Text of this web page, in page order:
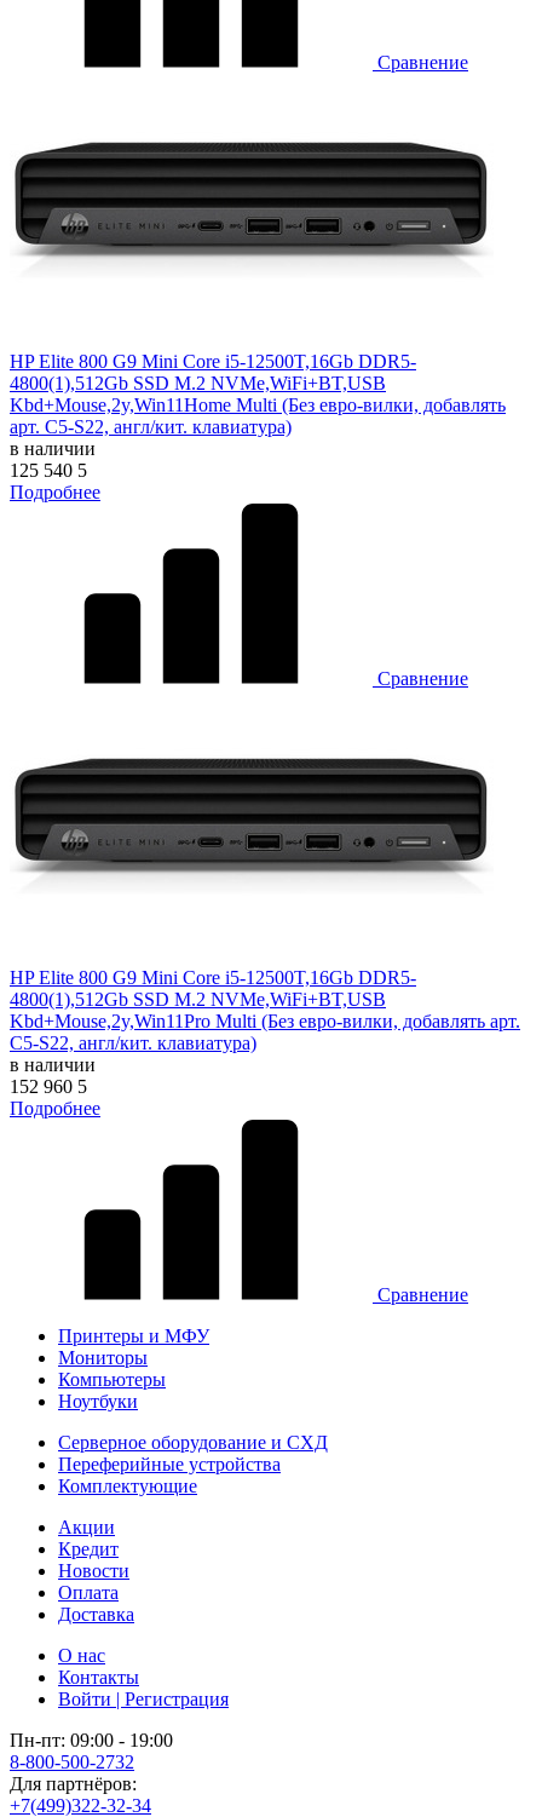
Сравнение
HP Elite 800 G9 Mini Core i5-12500T,16Gb DDR5-
4800(1),512Gb SSD M.2 NVMe,WiFi+BT,USB
Kbd+Mouse,2y,Win11Home Multi (Без евро-вилки, добавлять
арт. C5-S22, англ/кит. клавиатура)
в наличии
125 540 5
Подробнее
Сравнение
HP Elite 800 G9 Mini Core i5-12500T,16Gb DDR5-
4800(1),512Gb SSD M.2 NVMe,WiFi+BT,USB
Kbd+Mouse,2y,Win11Pro Multi (Без евро-вилки, добавлять арт.
C5-S22, англ/кит. клавиатура)
в наличии
152 960 5
Подробнее
Сравнение
Принтеры и МФУ
Мониторы
Компьютеры
Ноутбуки
Серверное оборудование и СХД
Переферийные устройства
Комплектующие
Акции
Кредит
Новости
Оплата
Доставка
О нас
Контакты
Войти | Регистрация
Пн-пт: 09:00 - 19:00
8-800-500-2732
Для партнёров:
+7(499)322-32-34